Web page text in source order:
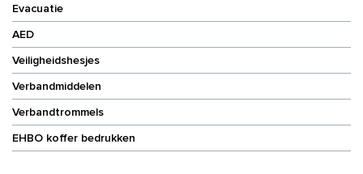
Evacuatie
AED
Veiligheidshesjes
Verbandmiddelen
Verbandtrommels
EHBO koffer bedrukken